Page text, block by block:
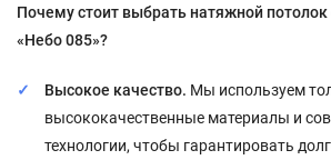
Почему стоит выбрать натяжной
«Небо 085»?
Высокое качество. Мы используем
высококачественные материалы и
технологии, чтобы гарантировать